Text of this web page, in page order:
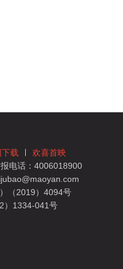
下载
欢喜首映
电话：4006018900
（2019）4094号
）1334-041号